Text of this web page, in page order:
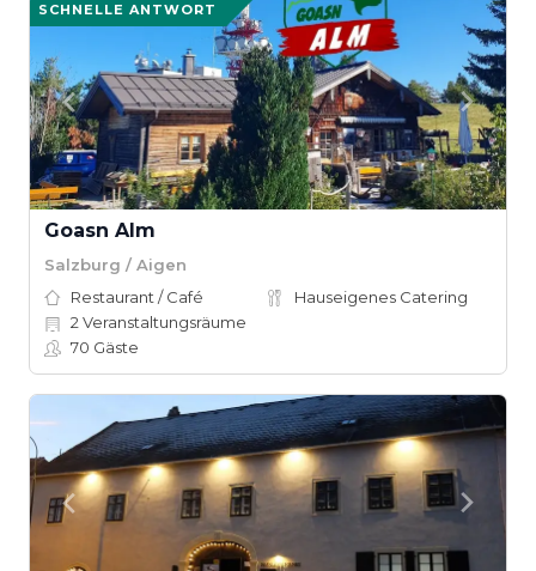
SCHNELLE ANTWORT
Goasn Alm
Salzburg / Aigen
Restaurant / Café
Hauseigenes Catering
2 Veranstaltungsräume
70 Gäste